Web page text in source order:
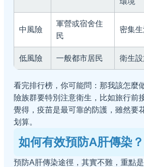
中風險
軍營或宿舍住
民
密集
低風險 一般都市居民 衛生
看完排行榜，你可能問：那我該怎麼
險族群要特別注意衛生，比如旅行前
覺得，疫苗是最可靠的防護，雖然要
划算。
如何有效預防A肝傳染？
預防A肝傳染途徑，其實不難，重點